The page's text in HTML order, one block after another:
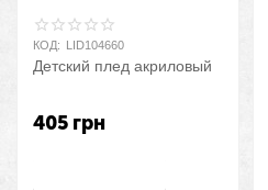
КОД: LID104660
Детский плед акриловый
405 грн